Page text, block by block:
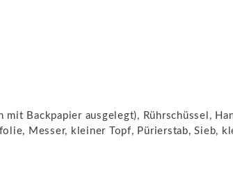
Backpapier ausgelegt), Rührschüssel,
Messer, kleiner Topf, Pürierstab, Sieb,